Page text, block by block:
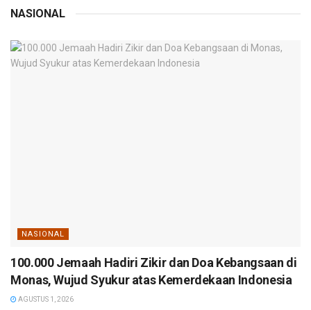
NASIONAL
NASIONAL
100.000 Jemaah Hadiri Zikir dan Doa Kebangsaan di
Monas, Wujud Syukur atas Kemerdekaan Indonesia
AGUSTUS 1, 2026